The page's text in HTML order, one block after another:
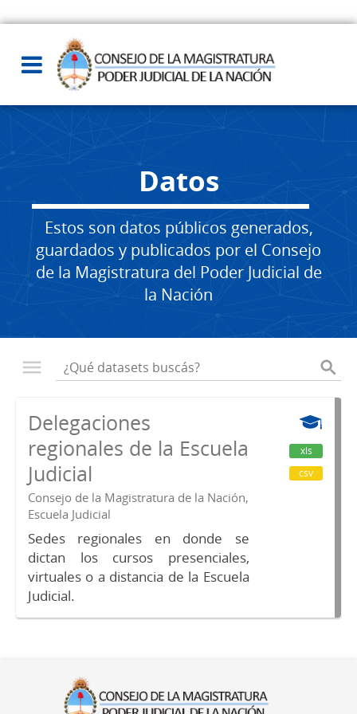
Datos
Estos son datos públicos generados,
guardados y publicados por el Consejo
de la Magistratura del Poder Judicial de
la Nación
Delegaciones
regionales de la Escuela
Judicial
Consejo de la Magistratura de la Nación,
Escuela Judicial
Sedes regionales en donde se
dictan los cursos presenciales,
virtuales o a distancia de la Escuela
Judicial.
xls
csv